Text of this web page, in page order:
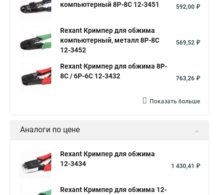
компьютерный 8P-8C 12-3451
592,00 ₽
Rexant Кримпер для обжима
компьютерный, металл 8P-8C
12-3452
569,52 ₽
Rexant Кримпер для обжима 8P-
8C / 6P-6C 12-3432
763,26 ₽
Показать больше
Аналоги по цене
Rexant Кримпер для обжима
12-3434
1 430,41 ₽
Rexant Кримпер для обжима 12-